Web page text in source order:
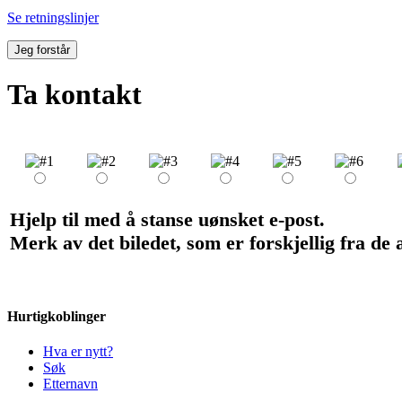
Se retningslinjer
Jeg forstår
Ta kontakt
Hjelp til med å stanse uønsket e-post.
Merk av det biledet, som er forskjellig fra de
Hurtigkoblinger
Hva er nytt?
Søk
Etternavn